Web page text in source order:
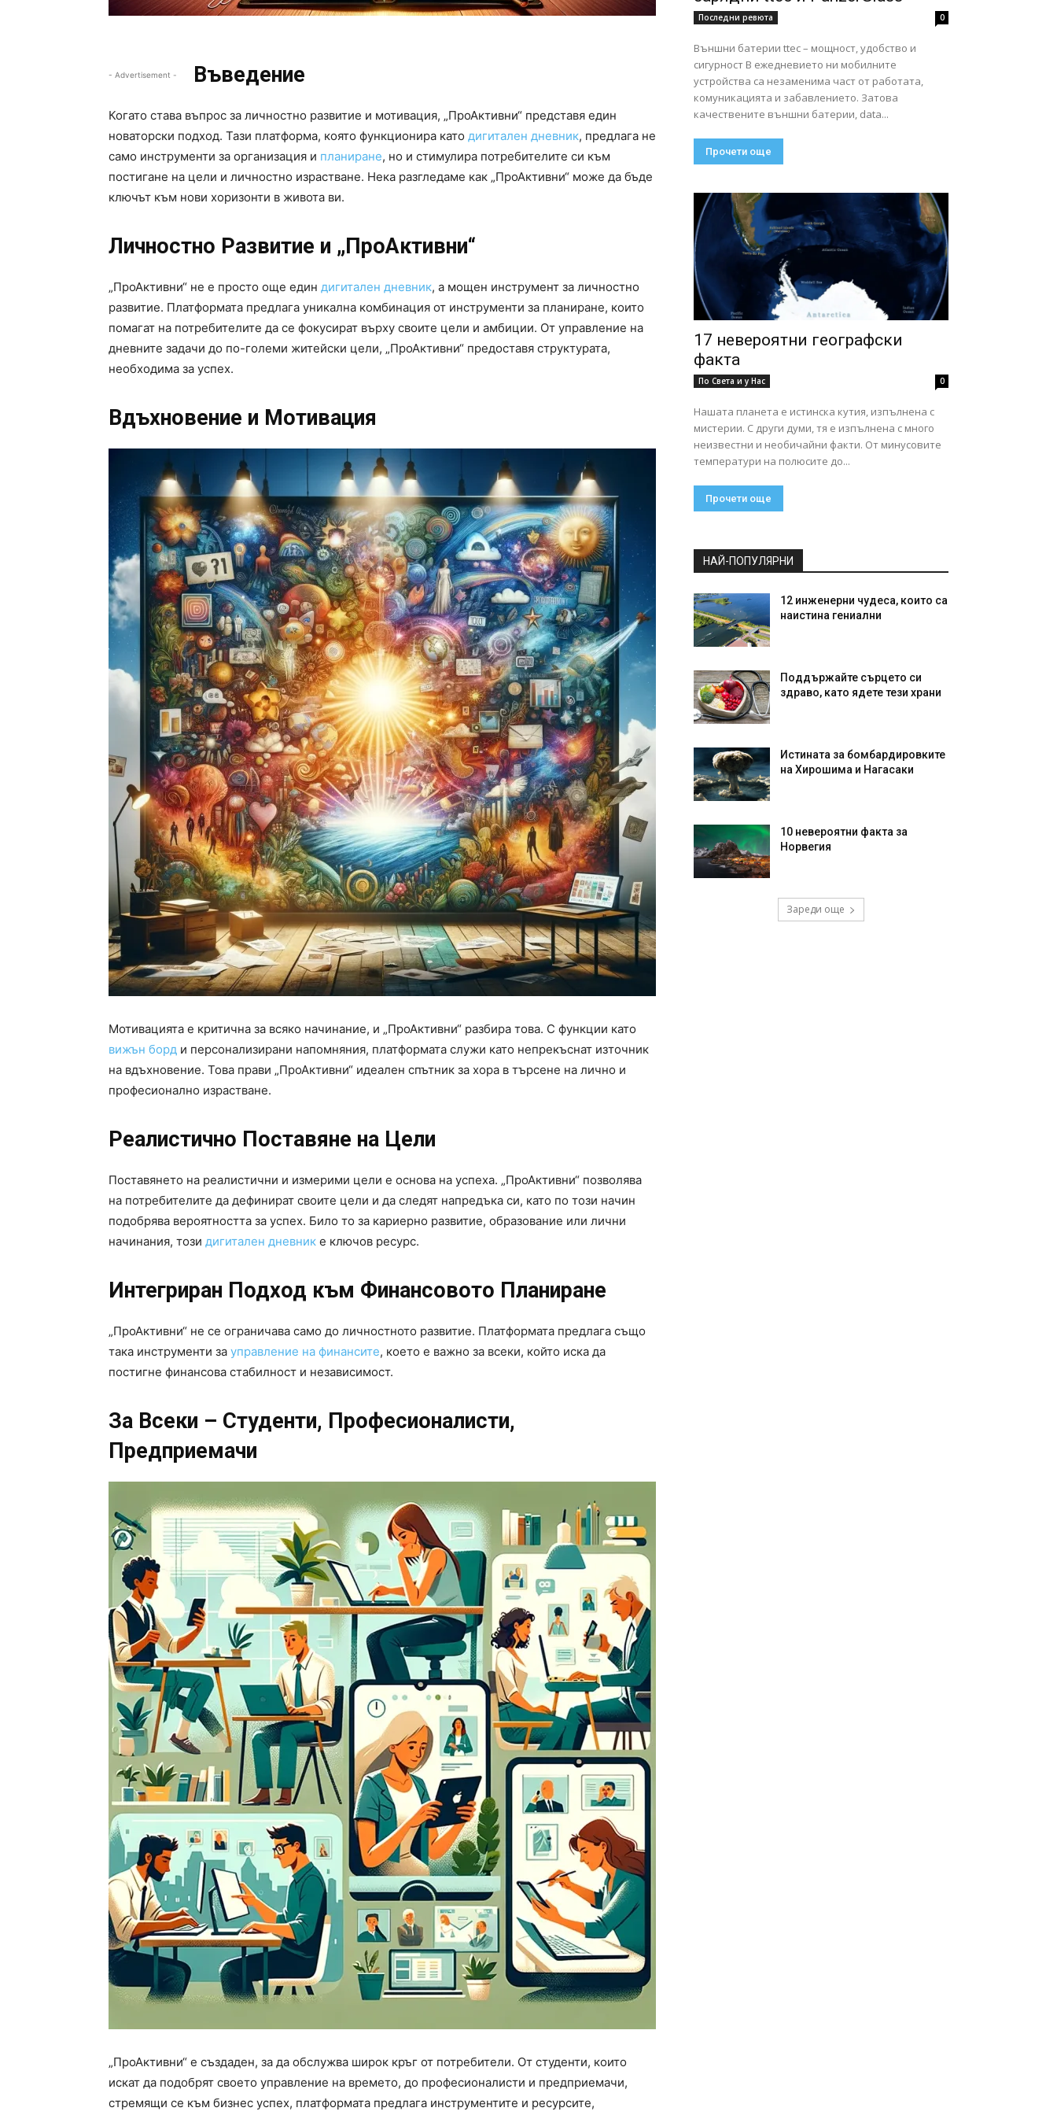
- Advertisement - Въведение
Когато става въпрос за личностно развитие и мотивация, „ПроАктивни“ представя един
новаторски подход. Тази платформа, която функционира като дигитален дневник, предлага не
само инструменти за организация и планиране, но и стимулира потребителите си към
постигане на цели и личностно израстване. Нека разгледаме как „ПроАктивни“ може да бъде
ключът към нови хоризонти в живота ви.
Личностно Развитие и „ПроАктивни“
„ПроАктивни“ не е просто още един дигитален дневник, а мощен инструмент за личностно
развитие. Платформата предлага уникална комбинация от инструменти за планиране, които
помагат на потребителите да се фокусират върху своите цели и амбиции. От управление на
дневните задачи до по-големи житейски цели, „ПроАктивни“ предоставя структурата,
необходима за успех.
Вдъхновение и Мотивация
Мотивацията е критична за всяко начинание, и „ПроАктивни“ разбира това. С функции като
вижън борд и персонализирани напомняния, платформата служи като непрекъснат източник
на вдъхновение. Това прави „ПроАктивни“ идеален спътник за хора в търсене на лично и
професионално израстване.
Реалистично Поставяне на Цели
Поставянето на реалистични и измерими цели е основа на успеха. „ПроАктивни“ позволява
на потребителите да дефинират своите цели и да следят напредъка си, като по този начин
подобрява вероятността за успех. Било то за кариерно развитие, образование или лични
начинания, този дигитален дневник е ключов ресурс.
Интегриран Подход към Финансовото Планиране
„ПроАктивни“ не се ограничава само до личностното развитие. Платформата предлага също
така инструменти за управление на финансите, което е важно за всеки, който иска да
постигне финансова стабилност и независимост.
За Всеки – Студенти, Професионалисти,
Предприемачи
„ПроАктивни“ е създаден, за да обслужва широк кръг от потребители. От студенти, които
искат да подобрят своето управление на времето, до професионалисти и предприемачи,
стремящи се към бизнес успех, платформата предлага инструментите и ресурсите,
Последни ревюта 0
Външни батерии ttec – мощност, удобство и
сигурност В ежедневието ни мобилните
устройства са незаменима част от работата,
комуникацията и забавлението. Затова
качествените външни батерии, data...
Прочети още
17 невероятни географски
факта
По Света и у Нас 0
Нашата планета е истинска кутия, изпълнена с
мистерии. С други думи, тя е изпълнена с много
неизвестни и необичайни факти. От минусовите
температури на полюсите до...
Прочети още
НАЙ-ПОПУЛЯРНИ
12 инженерни чудеса, които са
наистина гениални
Поддържайте сърцето си
здраво, като ядете тези храни
Истината за бомбардировките
на Хирошима и Нагасаки
10 невероятни факта за
Норвегия
Зареди още